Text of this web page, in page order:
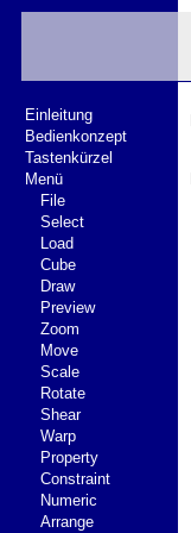
Einleitung
Bedienkonzept
Tastenkürzel
Menü
File
Select
Load
Cube
Draw
Preview
Zoom
Move
Scale
Rotate
Shear
Warp
Property
Constraint
Numeric
Arrange